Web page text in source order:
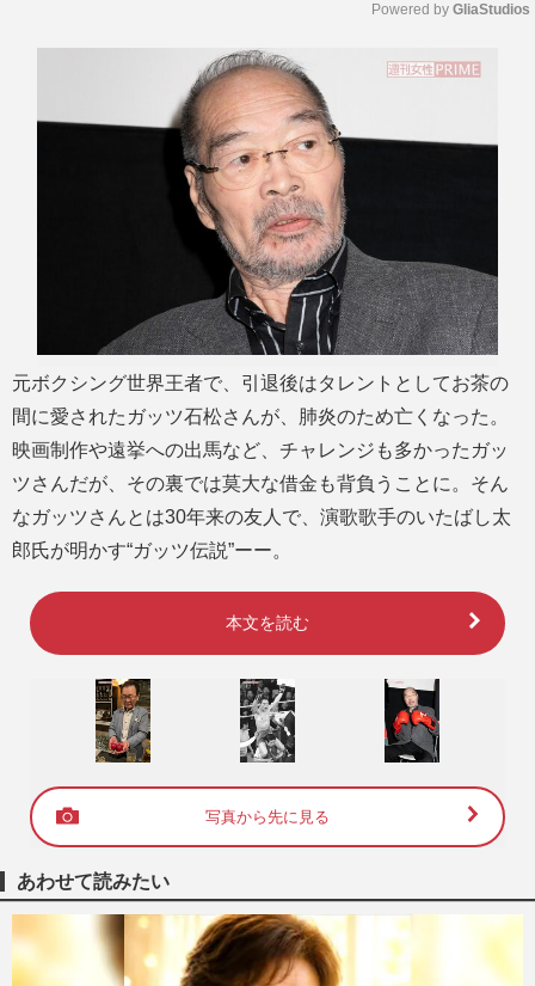
u
Powered by GliaStudios
元ボクシング世界王者で、引退後はタレントとしてお茶の
間に愛されたガッツ石松さんが、肺炎のため亡くなった。
映画制作や遠挙への出馬など、チャレンジも多かったガッ
ツさんだが、その裏では莫大な借金も背負うことに。そん
なガッツさんとは30年来の友人で、演歌歌手のいたばし太
郎氏が明かす“ガッツ伝説”ーー。
本文を読む
写真から先に見る
あわせて読みたい